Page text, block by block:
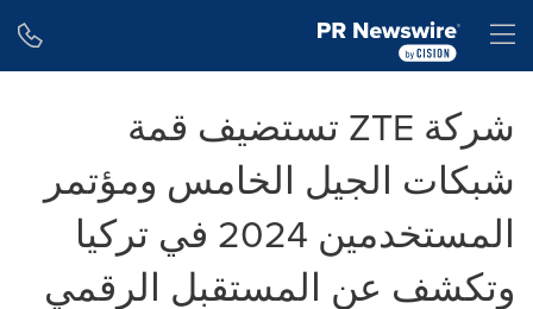
شركة ZTE تستضيف قمة
شبكات الجيل الخامس ومؤتمر
المستخدمين 2024 في تركيا
وتكشف عن المستقبل الرقمي